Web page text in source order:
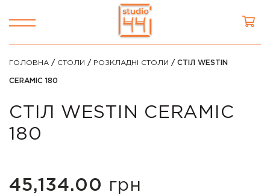
ГОЛОВНА / СТОЛИ / РОЗКЛАДНІ СТОЛИ / СТІЛ WESTIN
CERAMIC 180
СТІЛ WESTIN CERAMIC
180
45,134.00 грн